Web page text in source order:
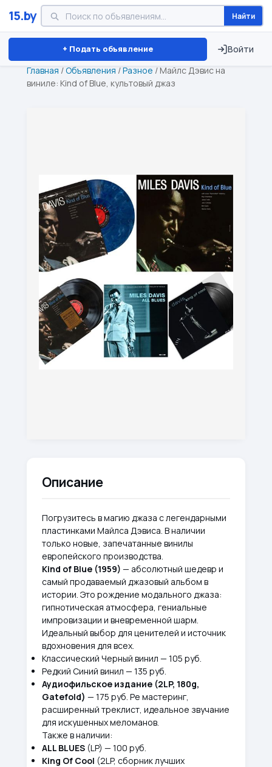
15.by Найти
+ Подать объявление Войти
Минск Витебск Брест ⏱ ТОЛЬКО 15 ДНЕЙ
Главная /Объявления /Разное / Майлс Дэвис на
виниле: Kind of Blue, культовый джаз
Описание
Погрузитесь в магию джаза с легендарными
пластинками Майлса Дэвиса. В наличии
только новые, запечатанные винилы
европейского производства.
Kind of Blue (1959) — абсолютный шедевр и
самый продаваемый джазовый альбом в
истории. Это рождение модального джаза:
гипнотическая атмосфера, гениальные
импровизации и вневременной шарм.
Идеальный выбор для ценителей и источник
вдохновения для всех.
Классический Черный винил — 105 руб.
Редкий Синий винил — 135 руб.
Аудиофильское издание (2LP, 180g,
Gatefold) — 175 руб. Ре мастеринг,
расширенный треклист, идеальное звучание
для искушенных меломанов.
Также в наличии:
ALL BLUES (LP) — 100 руб.
King Of Cool (2LP, сборник лучших